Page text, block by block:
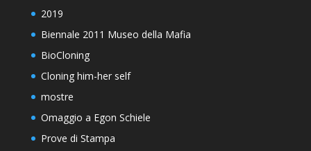
2019
Biennale 2011 Museo della Mafia
BioCloning
Cloning him-her self
mostre
Omaggio a Egon Schiele
Prove di Stampa